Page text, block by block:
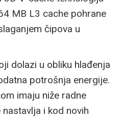
MB L3 cache pohrane
čipova u
dolazi u obliku hlađenja
potrošnja energije.
imaju niže radne
i kod novih